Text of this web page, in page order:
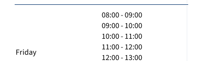
Friday
08:00 - 09:00
09:00 - 10:00
10:00 - 11:00
11:00 - 12:00
12:00 - 13:00